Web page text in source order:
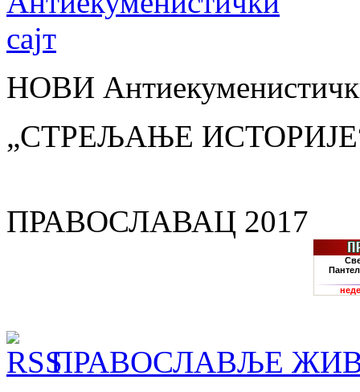
НОВИ
„СТРЕЉАЊЕ
ПРАВОСЛАВАЦ 2017
ПРАВОСЛАВЉЕ